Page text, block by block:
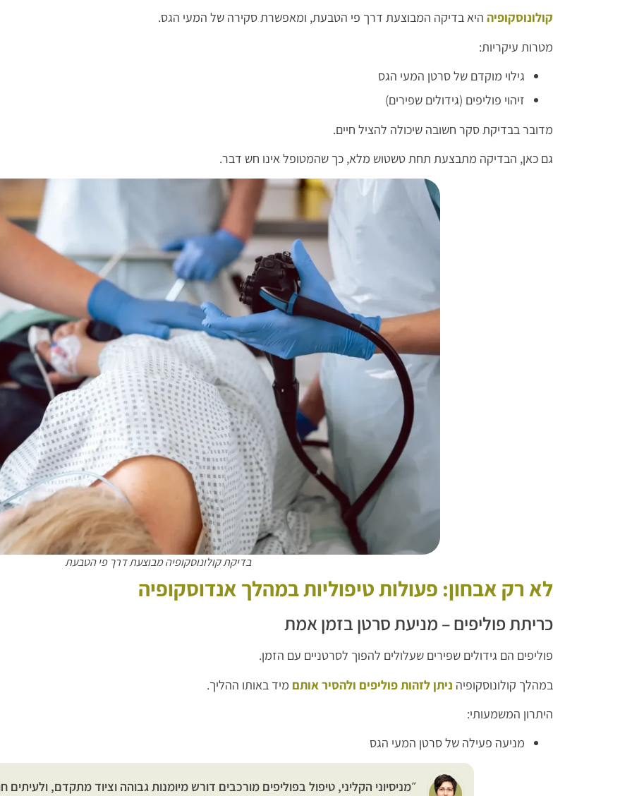
קולונוסקופיה היא בדיקה המבוצעת דרך פי הטבעת, ומאפשרת סקירה של המעי הגס.
מטרות עיקריות:
גילוי מוקדם של סרטן המעי הגס
זיהוי פוליפים (גידולים שפירים)
מדובר בבדיקת סקר חשובה שיכולה להציל חיים.
גם כאן, הבדיקה מתבצעת תחת טשטוש מלא, כך שהמטופל אינו חש דבר.
בדיקת קולונוסקופיה מבוצעת דרך פי הטבעת
לא רק אבחון: פעולות טיפוליות במהלך אנדוסקופיה
כריתת פוליפים – מניעת סרטן בזמן אמת
פוליפים הם גידולים שפירים שעלולים להפוך לסרטניים עם הזמן.
במהלך קולונוסקופיה ניתן לזהות פוליפים ולהסיר אותם מיד באותו ההליך.
היתרון המשמעותי:
מניעה פעילה של סרטן המעי הגס
״מניסיוני הקליני, טיפול בפוליפים מורכבים דורש מיומנות גבוהה וציוד מתקדם, ולעיתים